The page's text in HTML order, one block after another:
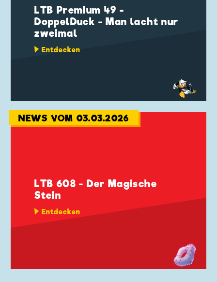
LTB Premium 49 -
DoppelDuck - Man lacht nur
zweimal
Entdecken
NEWS VOM 03.03.2026
LTB 608 - Der Magische
Stein
Entdecken